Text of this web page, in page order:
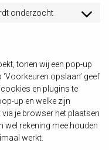
google-
onderzocht
Consent
diversen
tonen wij een pop-up
opslaan’ geef
en plugins te
up en welke zijn
je browser het plaatsen
wel rekening mee houden
werkt.